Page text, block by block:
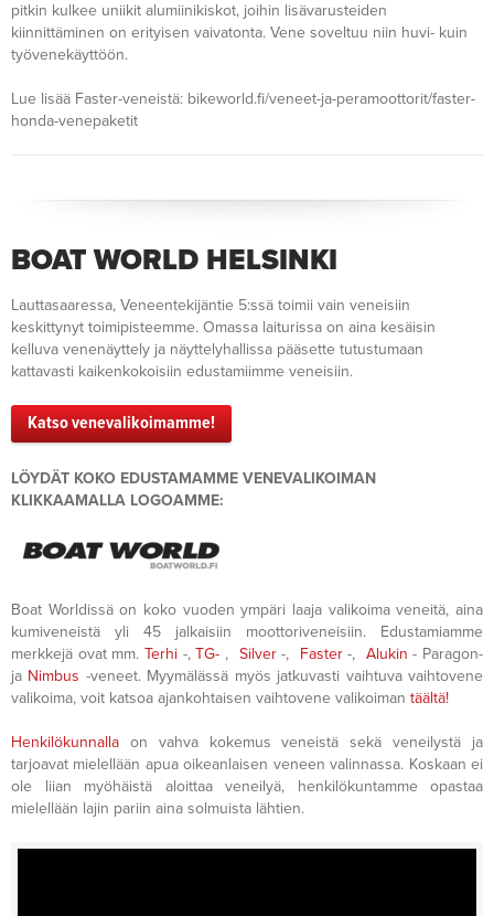
pitkin kulkee uniikit alumiinikiskot, joihin lisävarusteiden
kiinnittäminen on erityisen vaivatonta. Vene soveltuu niin huvi- kuin
työvenekäyttöön.
Lue lisää Faster-veneistä: bikeworld.fi/veneet-ja-peramoottorit/faster-
honda-venepaketit
BOAT WORLD HELSINKI
Lauttasaaressa, Veneentekijäntie 5:ssä toimii vain veneisiin
keskittynyt toimipisteemme. Omassa laiturissa on aina kesäisin
kelluva venenäyttely ja näyttelyhallissa pääsette tutustumaan
kattavasti kaikenkokoisiin edustamiimme veneisiin.
Katso venevalikoimamme!
LÖYDÄT KOKO EDUSTAMAMME VENEVALIKOIMAN
KLIKKAAMALLA LOGOAMME:
Boat Worldissä on koko vuoden ympäri laaja valikoima veneitä, aina
kumiveneistä yli 45 jalkaisiin moottoriveneisiin. Edustamiamme
merkkejä ovat mm.Terhi -,TG- , Silver-, Faster-, Alukin - Paragon-
ja Nimbus -veneet. Myymälässä myös jatkuvasti vaihtuva vaihtovene
valikoima, voit katsoa ajankohtaisen vaihtovene valikoiman täältä!
Henkilökunnalla on vahva kokemus veneistä sekä veneilystä ja
tarjoavat mielellään apua oikeanlaisen veneen valinnassa. Koskaan ei
ole liian myöhäistä aloittaa veneilyä, henkilökuntamme opastaa
mielellään lajin pariin aina solmuista lähtien.